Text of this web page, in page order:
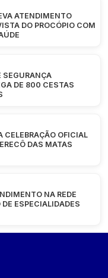
ATENDIMENTO
DO PROCÓPIO COM
SEGURANÇA
DE 800 CESTAS
CELEBRAÇÃO OFICIAL
DAS MATAS
NA REDE
ESPECIALIDADES